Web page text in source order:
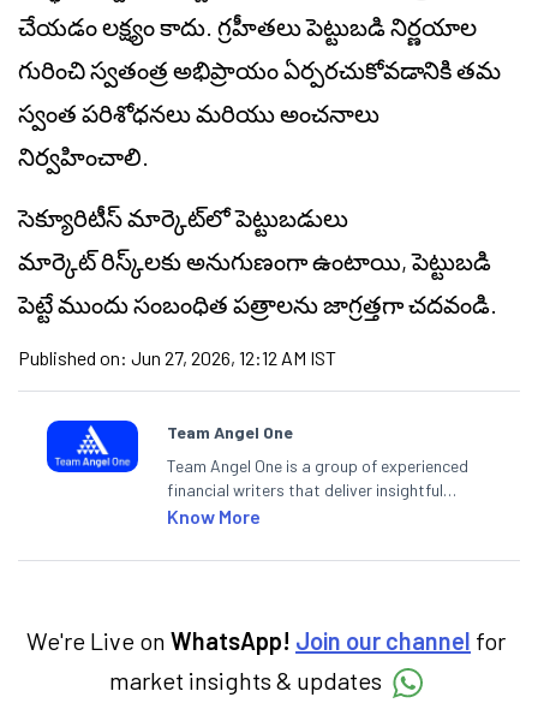
చేయడం లక్ష్యం కాదు. గ్రహీతలు పెట్టుబడి నిర్ణయాల
గురించి స్వతంత్ర అభిప్రాయం ఏర్పరచుకోవడానికి తమ
స్వంత పరిశోధనలు మరియు అంచనాలు
నిర్వహించాలి.
సెక్యూరిటీస్ మార్కెట్‌లో పెట్టుబడులు
మార్కెట్రిస్క్‌లకుఅనుగుణంగా ఉంటాయి, పెట్టుబడి
పెట్టే ముందు సంబంధిత పత్రాలను జాగ్రత్తగా చదవండి.
Published on: Jun 27, 2026, 12:12 AM IST
Team Angel One
Team Angel One is a group of experienced
financial writers that deliver insightful
articles on the stock market, IPO, economy,
categories.
Know More
We're Live on WhatsApp! Join our channel for
market insights & updates